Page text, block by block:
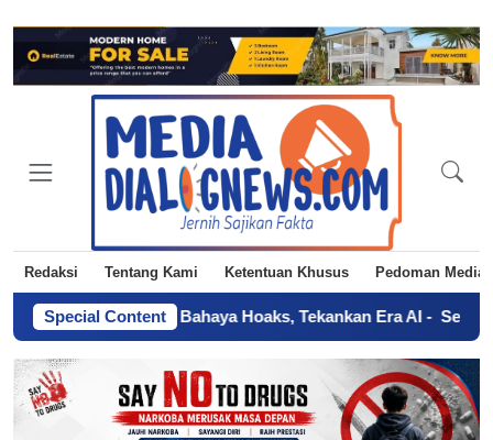
Redaksi Tentang Kami Ketentuan Khusus Pedoman Media
Special Content
Ingatkan Bahaya Hoaks, Tekankan Era AI- Sertifikat